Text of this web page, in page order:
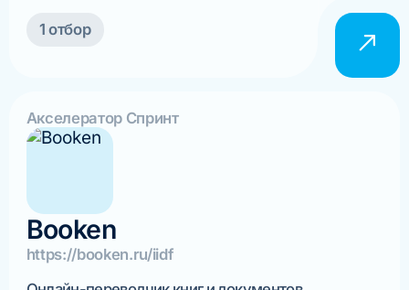
1 отбор
Акселератор Спринт
Booken
https://booken.ru/iidf